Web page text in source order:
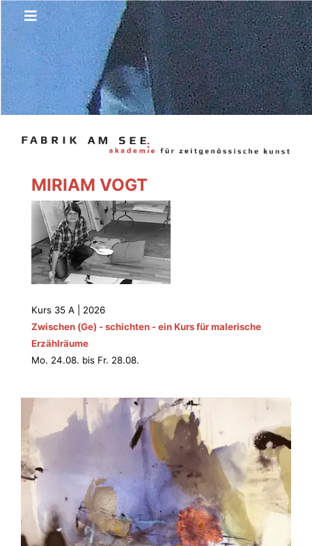
MIRIAM VOGT
Kurs 35 A | 2026
Zwischen (Ge) - schichten - ein Kurs für malerische
Erzählräume
Mo. 24.08. bis Fr. 28.08.